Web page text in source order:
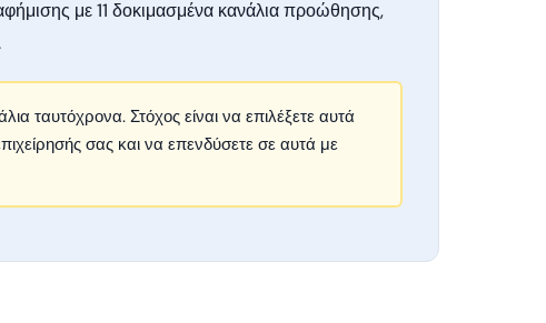
με 11 δοκιμασμένα κανάλια προώθησης,
ταυτόχρονα. Στόχος είναι να επιλέξετε αυτά
σας και να επενδύσετε σε αυτά με